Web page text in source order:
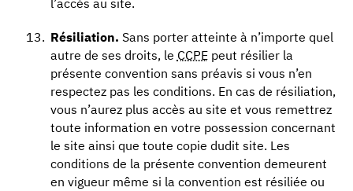
l’accès au site.
Résiliation. Sans porter atteinte à n’importe quel
autre de ses droits, le CCPEpeut résilier la
présente convention sans préavis si vous n’en
respectez pas les conditions. En cas de résiliation,
vous n’aurez plus accès au site et vous remettrez
toute information en votre possession concernant
le site ainsi que toute copie dudit site. Les
conditions de la présente convention demeurent
en vigueur même si la convention est résiliée ou